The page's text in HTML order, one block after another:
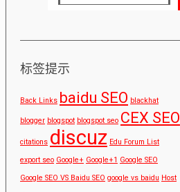
标签提示
Back Links baidu SEO blackhat
blogger blogspot blogspot seo CEX SEO
citations discuz Edu Forum List
export seo Google+ Google+1 Google SEO
Google SEO VS Baidu SEO google vs baidu Host